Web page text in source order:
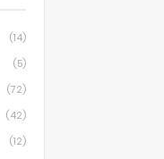
(14)
(5)
(72)
(42)
(12)